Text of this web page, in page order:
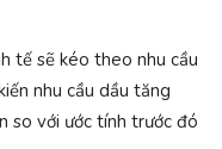
tế sẽ kéo theo nhu cầu
​​nhu cầu dầu tăng
so với ước tính trước đó